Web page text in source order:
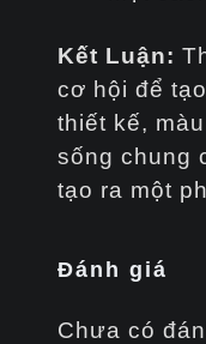
Kết Luận:
cơ hội để
thiết kế,
sống chung
tạo ra một
Đánh giá
Chưa có